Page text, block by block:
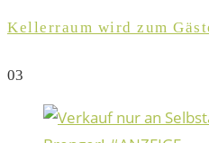
Kellerraum wird zum
03